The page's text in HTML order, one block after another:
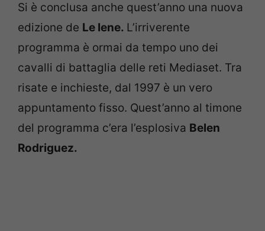
Si è conclusa anche quest’anno una nuova
edizione de Le Iene. L’irriverente
programma è ormai da tempo uno dei
cavalli di battaglia delle reti Mediaset. Tra
risate e inchieste, dal 1997 è un vero
appuntamento fisso. Quest’anno al timone
del programma c’era l’esplosiva Belen
Rodriguez.